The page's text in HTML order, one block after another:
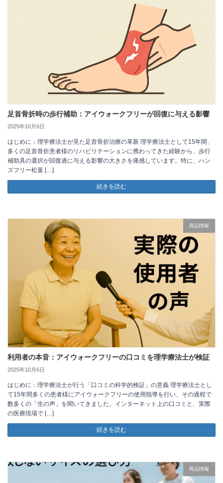
足首骨折時の歩行補助：アイウォークフリーが回復に与える影響
2025年10月6日
はじめに：理学療法士が見た足首骨折治療の革新 理学療法士として15年間、
多くの足首骨折患者様のリハビリテーションに携わってきた経験から、歩行
補助具の選択が回復過に与える影響の大きさを痛感しています。特に、ハン
ズフリー松葉 […]
続きを読む
商品情報
利用者の本音：アイウォークフリーの口コミを理学療法士が検証
2025年10月6日
はじめに：理学療法士が行う「口コミの科学的検証」の意義 理学療法士とし
て15年間多くの患者様にアイウォークフリーの使用指導を行い、その過程で
数多くの「生の声」を聞いてきました。インターネット上の口コミと、実際
の医療現場で […]
続きを読む
商品情報